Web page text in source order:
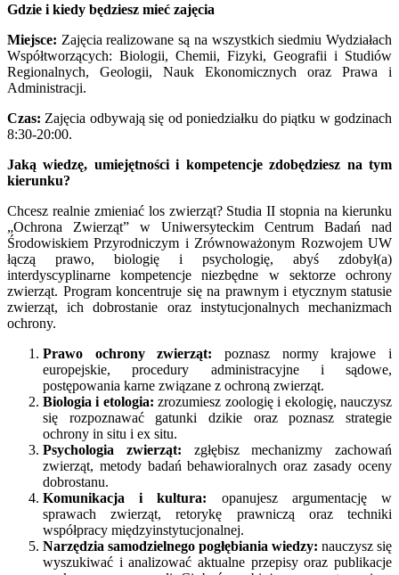
Gdzie i kiedy będziesz mieć zajęcia
Miejsce: Zajęcia realizowane są na wszystkich siedmiu Wydziałach
Współtworzących: Biologii, Chemii, Fizyki, Geografii i Studiów
Regionalnych, Geologii, Nauk Ekonomicznych oraz Prawa i
Administracji.
Czas: Zajęcia odbywają się od poniedziałku do piątku w godzinach
8:30-20:00.
Jaką wiedzę, umiejętności i kompetencje zdobędziesz na tym
kierunku?
Chcesz realnie zmieniać los zwierząt? Studia II stopnia na kierunku
„Ochrona Zwierząt” w Uniwersyteckim Centrum Badań nad
Środowiskiem Przyrodniczym i Zrównoważonym Rozwojem UW
łączą prawo, biologię i psychologię, abyś zdobył(a)
interdyscyplinarne kompetencje niezbędne w sektorze ochrony
zwierząt. Program koncentruje się na prawnym i etycznym statusie
zwierząt, ich dobrostanie oraz instytucjonalnych mechanizmach
ochrony.
Prawo ochrony zwierząt: poznasz normy krajowe i
europejskie, procedury administracyjne i sądowe,
postępowania karne związane z ochroną zwierząt.
Biologia i etologia: zrozumiesz zoologię i ekologię, nauczysz
się rozpoznawać gatunki dzikie oraz poznasz strategie
ochrony in situ i ex situ.
Psychologia zwierząt: zgłębisz mechanizmy zachowań
zwierząt, metody badań behawioralnych oraz zasady oceny
dobrostanu.
Komunikacja i kultura: opanujesz argumentację w
sprawach zwierząt, retorykę prawniczą oraz techniki
współpracy międzyinstytucjonalnej.
Narzędzia samodzielnego pogłębiania wiedzy: nauczysz się
wyszukiwać i analizować aktualne przepisy oraz publikacje